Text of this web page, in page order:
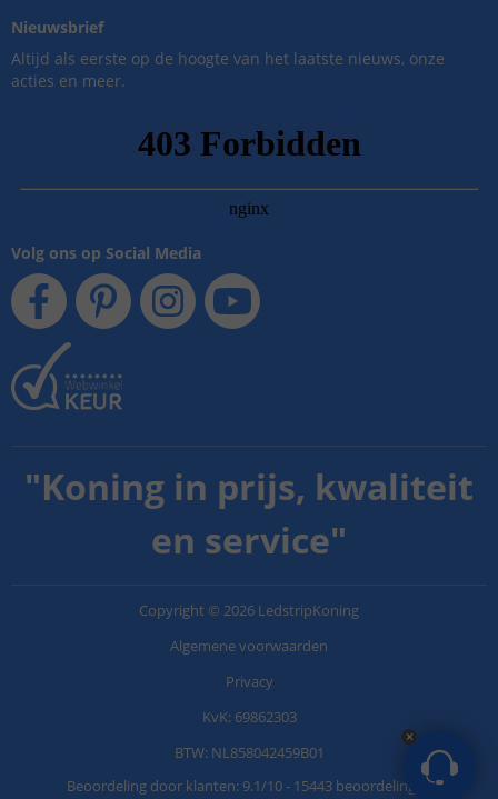
Nieuwsbrief
Altijd als eerste op de hoogte van het laatste nieuws, onze
acties en meer.
Volg ons op Social Media
"Koning in prijs, kwaliteit
en service"
Copyright © 2026 LedstripKoning
Algemene voorwaarden
Privacy
KvK: 69862303
BTW: NL858042459B01
Beoordeling door klanten: 9.1/10- 15443 beoordelingen